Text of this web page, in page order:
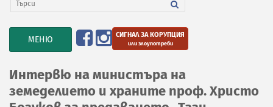
TOGGLE
NAVIGATION
МЕНЮ СИГНАЛ ЗА КОРУПЦИЯ
или злоупотреби
Интервю на министъра на
земеделието и храните проф. Христо